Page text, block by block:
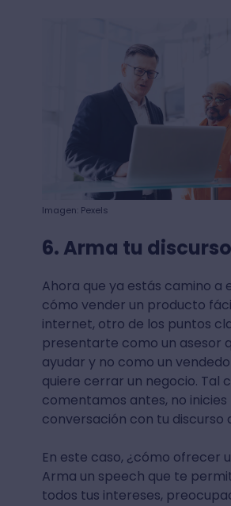
Imagen: Pexels
6. Arma tu discurso
Ahora que ya estás camino a
cómo vender un producto
internet, otro de los puntos
presentarte como un asesor
ayudar y no como un
quiere cerrar un negocio. Tal
comentamos antes, no inicies
conversación con tu discurso
En este caso, ¿cómo ofrecer
Arma un speech que te
todos tus intereses,